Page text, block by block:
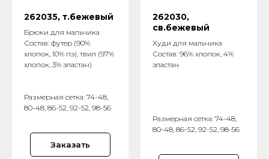
262035, т.бежевый
Брюки для мальчика
Состав: футер (90%
хлопок, 10% пэ), твил (97%
хлопок, 3% эластан)
Размерная сетка: 74-48,
80-48, 86-52, 92-52, 98-56
Заказать
262030,
св.бежевый
Худи для мальчика
Состав: 96% хлопок, 4%
эластан
Размерная сетка: 74-48,
80-48, 86-52, 92-52, 98-56